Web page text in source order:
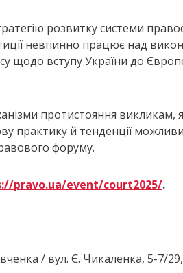
розвитку системи
невпинно працює над
щодо вступу України до
протистояння викликам,
практику й тенденції
форуму.
pravo.ua/event/court2025/.
/ вул. Є. Чикаленка, 5-7/